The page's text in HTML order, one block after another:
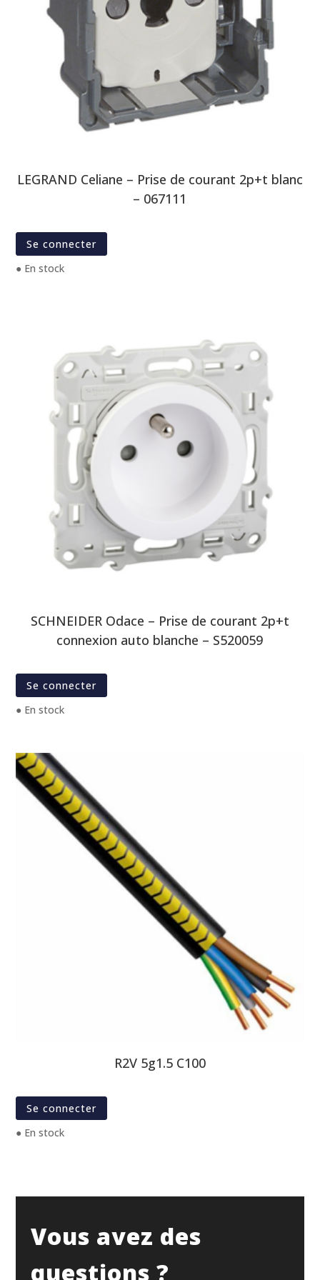
LEGRAND Celiane – Prise de courant 2p+t blanc
– 067111
Se connecter
● En stock
SCHNEIDER Odace – Prise de courant 2p+t
connexion auto blanche – S520059
Se connecter
● En stock
R2V 5g1.5 C100
Se connecter
● En stock
Vous avez des
questions ?